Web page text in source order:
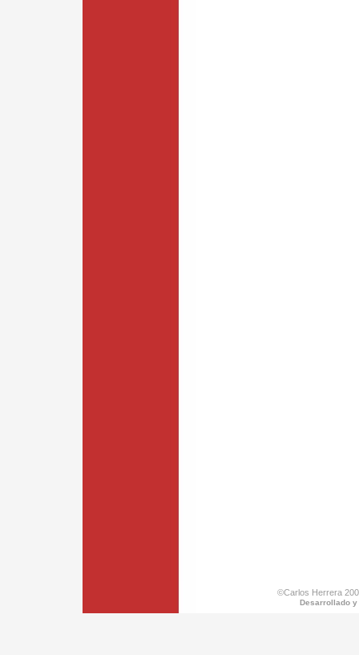
©Carlos Herrera
Desarrollado